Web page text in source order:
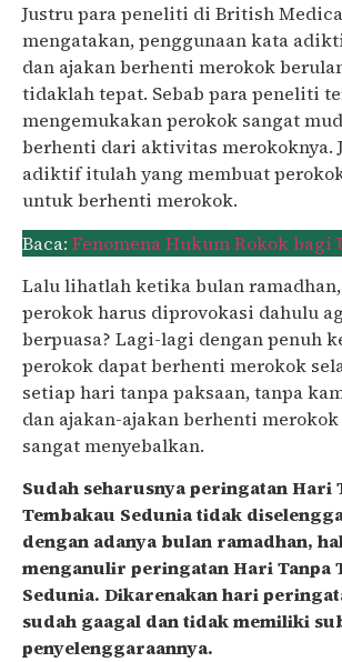
Justru para peneliti di British
mengatakan, penggunaan kata
dan ajakan berhenti merokok
tidaklah tepat. Sebab para peneliti
mengemukakan perokok sangat
berhenti dari aktivitas merokoknya.
adiktif itulah yang membuat
untuk berhenti merokok.
Baca: Fenomena Hukum Rokok bagi
Lalu lihatlah ketika bulan
perokok harus diprovokasi dahulu
berpuasa? Lagi-lagi dengan penuh
perokok dapat berhenti merokok
setiap hari tanpa paksaan, tanpa
dan ajakan-ajakan berhenti
sangat menyebalkan.
Sudah seharusnya peringatan Hari
Tembakau Sedunia tidak
dengan adanya bulan ramadhan,
menganulir peringatan Hari Tanpa
Sedunia. Dikarenakan hari
sudah gaagal dan tidak memiliki
penyelenggaraannya.